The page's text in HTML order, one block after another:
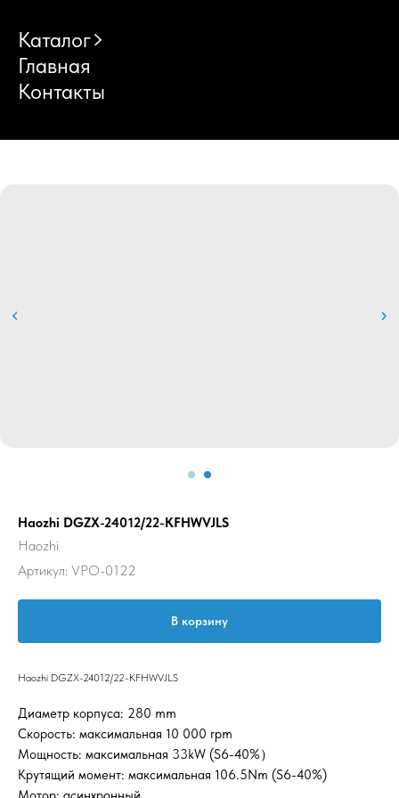
Каталог
Главная
Контакты
Haozhi DGZX-24012/22-KFHWVJLS
Haozhi
Артикул: VPO-0122
В корзину
Haozhi DGZX-24012/22-KFHWVJLS
Диаметр корпуса: 280 mm
Скорость: максимальная 10 000 rpm
Мощность: максимальная 33kW (S6-40%）
Крутящий момент: максимальная 106.5Nm (S6-40%)